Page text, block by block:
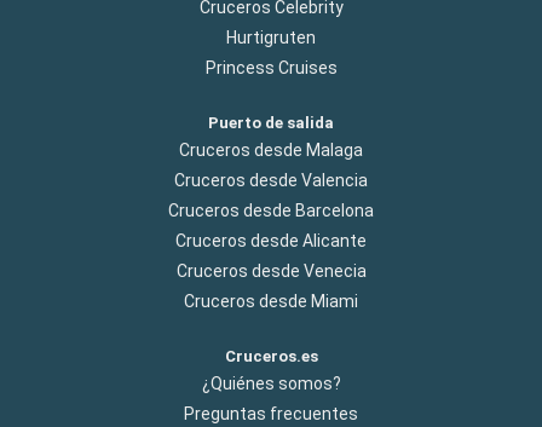
Cruceros Celebrity
Hurtigruten
Princess Cruises
Puerto de salida
Cruceros desde Malaga
Cruceros desde Valencia
Cruceros desde Barcelona
Cruceros desde Alicante
Cruceros desde Venecia
Cruceros desde Miami
Cruceros.es
¿Quiénes somos?
Preguntas frecuentes